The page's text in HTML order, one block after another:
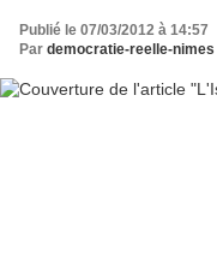
Publié le 07/03/2012 à 14:57
Par democratie-reelle-nimes